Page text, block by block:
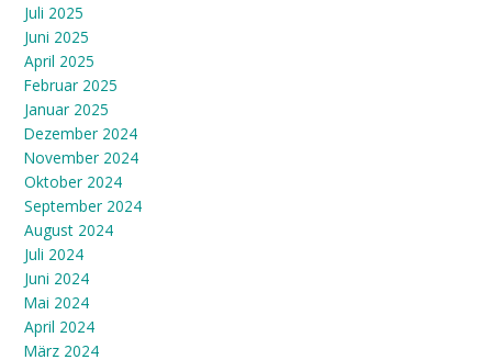
Juli 2025
Juni 2025
April 2025
Februar 2025
Januar 2025
Dezember 2024
November 2024
Oktober 2024
September 2024
August 2024
Juli 2024
Juni 2024
Mai 2024
April 2024
März 2024